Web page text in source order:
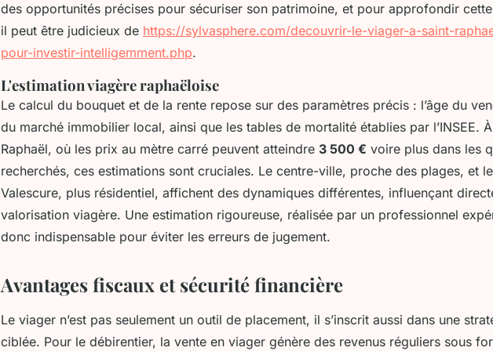
des opportunités précises pour sécuriser son patrimoine, et pour approfondir
il peut être judicieux de https://sylvasphere.com/decouvrir-le-viager-a-saint-
pour-investir-intelligemment.php.
L'estimation viagère raphaëloise
Le calcul du bouquet et de la rente repose sur des paramètres précis : l’âge du
du marché immobilier local, ainsi que les tables de mortalité établies par l’INSEE.
Raphaël, où les prix au mètre carré peuvent atteindre 3 500 € voire plus dans les
recherchés, ces estimations sont cruciales. Le centre-ville, proche des plages, et
Valescure, plus résidentiel, affichent des dynamiques différentes, influençant
valorisation viagère. Une estimation rigoureuse, réalisée par un professionnel
donc indispensable pour éviter les erreurs de jugement.
Avantages fiscaux et sécurité financière
Le viager n’est pas seulement un outil de placement, il s’inscrit aussi dans une
ciblée. Pour le débirentier, la vente en viager génère des revenus réguliers sous